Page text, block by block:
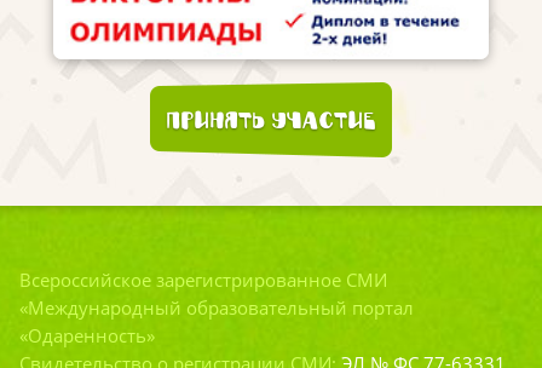
Принять участие
Всероссийское зарегистрированное СМИ
«Международный образовательный портал
«Одаренность»